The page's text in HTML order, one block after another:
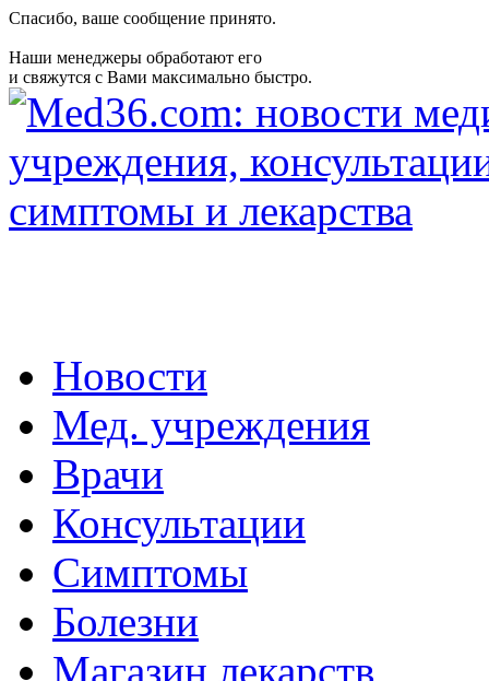
Спасибо, ваше сообщение принято.
Наши менеджеры обработают его
и свяжутся с Вами максимально быстро.
Новости
Мед. учреждения
Врачи
Консультации
Симптомы
Болезни
Магазин лекарств